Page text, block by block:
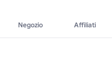
Negozio Affiliati